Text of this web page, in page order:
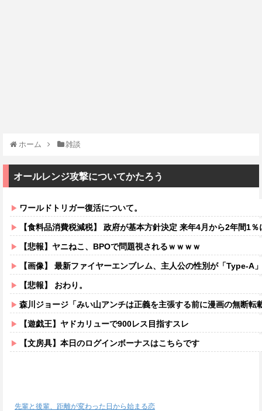
ホーム 雑談
オールレンジ攻撃についてかたろう
ワールドトリガー復活について。
【食料品消費税減税】 政府が基本方針決定 来年4月から2年間1％
【悲報】ヤニねこ、BPOで問題視されるｗｗｗｗ
【画像】 最新ファイヤーエンブレム、主人公の性別が「Type-A」
【悲報】 おわり。
森川ジョージ「みい山アンチは正義を主張する前に漫画の無断
【遊戯王】ヤドカリューで900レス目指すスレ
【文房具】本日のログインボーナスはこちらです
先輩と後輩、距離が変わった日から始まる恋